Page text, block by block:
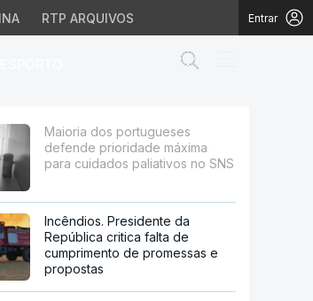
RTP ARQUIVOS Entrar
para
Maioria dos portugueses
defende prioridade máxima
para cuidados paliativos no SNS
Incêndios. Presidente da
República critica falta de
cumprimento de promessas e
propostas